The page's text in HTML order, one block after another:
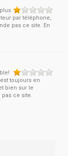
par téléphone,
pas ce site. En
toujours en
bien sur le
ce site.